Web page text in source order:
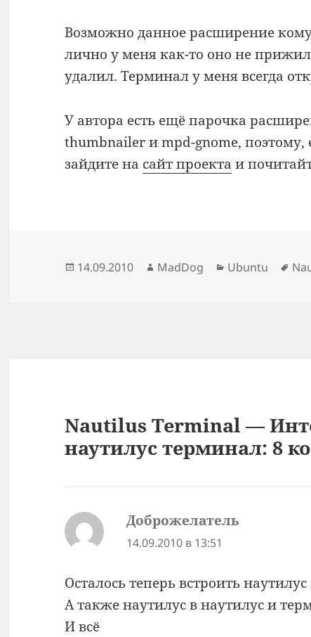
Возможно данное расширение
лично у меня как-то оно не
удалил. Терминал у меня всегда
У автора есть ещё парочка
thumbnailer и mpd-gnome, поэтому,
зайдите на сайт проекта и
Опубликовано
14.09.2010 Автор
MadDog Рубрики
Ubuntu
Nautilus Terminal —
наутилус терминал: 8
Доброжелатель
14.09.2010 в 13:51
Осталось теперь встроить
А также наутилус в наутилус и
И всё